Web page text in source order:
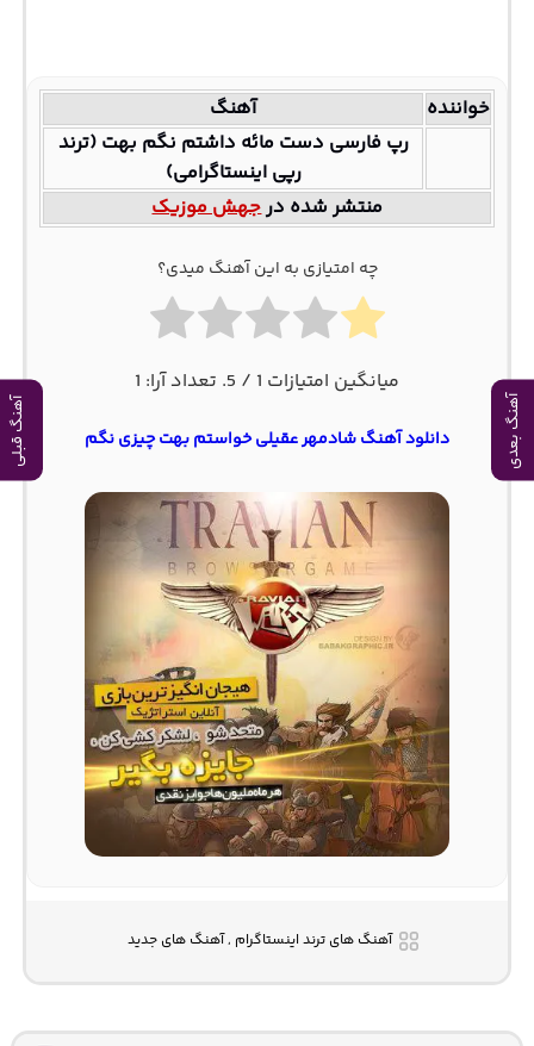
آهنگ بعدی آهنگ قبلی
خواننده
آهنگ
رپ فارسی دست مائه داشتم نگم بهت (ترند
رپی اینستاگرامی)
منتشر شده درجهش موزیک
چه امتیازی به این آهنگ میدی؟
میانگین امتیازات 1 / 5. تعداد آرا: 1
دانلود آهنگ شادمهر عقیلی خواستم بهت چیزی نگم
آهنگ های ترند اینستاگرام , آهنگ های جدید